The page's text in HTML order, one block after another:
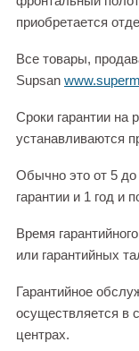
приобретается
Все товары,
Supsan
Сроки гарантии на
устанавливаются
Обычно это от 5
гарантии и 1 год и
Время
или гарантийных
Гарантийное
осуществляется в
центрах.